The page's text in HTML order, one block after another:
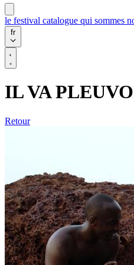
le festival catalogue qui sommes
fr
IL VA
Retour